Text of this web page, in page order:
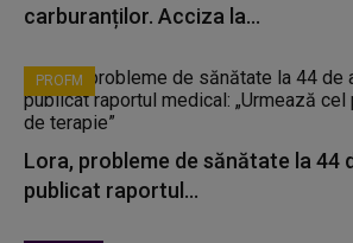
carburanților. Acciza la...
PROFM
Lora, probleme de sănătate la 44
publicat raportul...